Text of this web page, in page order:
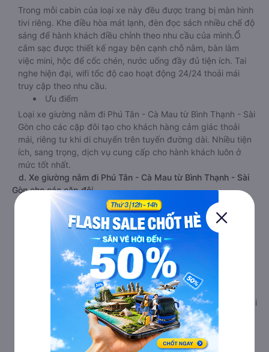
Trong mỗi cabin của loại xe này đều được trang bị màn hình
tivi riêng. Khe điều hòa mát lạnh, đèn đọc sách nhiều chế độ
sáng để hành khách điều chỉnh theo nhu cầu của mình.Ổ
cắm sạc được thiết kế ngay bên cạnh chỗ nằm, bàn làm
việc mini, hộc để cốc chén, nước uống đầy đủ tiện ích. Tai
nghe hiện đại, wifi tốc độ cao hoạt động 24/24 thoải mái
truy cập theo nhu cầu.
Ưu điểm
Loại xe giường nằm đi Phú Tân - Cà Mau từ Bình Thạnh - Sài
Gòn cho các cặp đôi tạo cho khách hàng cảm giác thoải
mái, riêng tư khi di chuyển trên tuyến đường dài. Nhiều tiện
ích, sang trọng, dịch vụ cung cấp cho hành khách luôn ở
mức tốt nhất.
d. Xe giường nằm đi Phú Tân - Cà Mau từ Bình Thạnh - Sài
Gòn cho các cặp đôi
Giới thiệu
Xe giường nằm Bình Thạnh - Sài Gòn Phú Tân - Cà Mau
phòng đôi limousine là dòng xe có thiết kế tương tự như
dòng xe limousine đi Phú Tân - Cà Mau từ Bình Thạnh - Sài
Gòn giường phòng. Tuy nhiên kích thước giường nằm được
thiết kế rộng hơn, phù hợp với cả khách hàng Việt Nam lẫn
khách nước ngoài. Nhà xe vẫn chú trọng trang bị các thiết
bị hiện đại nhằm đảm bảo cho quý khách hàng có những trải
nghiệm thoải mái nhất trong suốt chuyến đi.
Tivi ốp trần nét cứng, đầu HD tích hợp nhiều chương trình